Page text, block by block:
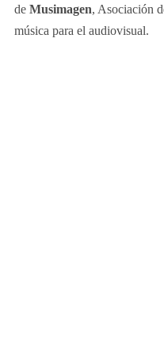
de Musimagen, Asociación
música para el audiovisual.